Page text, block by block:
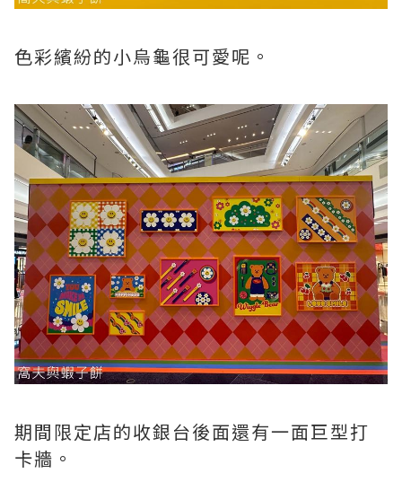
色彩繽紛的小烏龜很可愛呢。
期間限定店的收銀台後面還有一面巨型打
卡牆。